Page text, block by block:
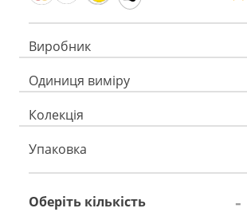
Виробник
Одиниця виміру
Колекція
Упаковка
Оберіть кількість -